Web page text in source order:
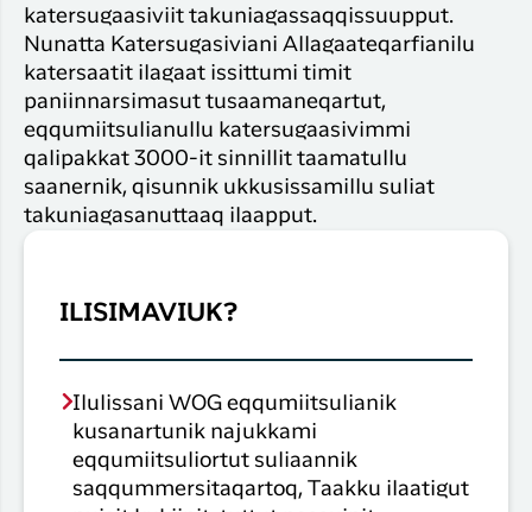
katersugaasiviit takuniagassaqqissuupput.
Nunatta Katersugasiviani Allagaateqarfianilu
katersaatit ilagaat issittumi timit
paniinnarsimasut tusaamaneqartut,
eqqumiitsulianullu katersugaasivimmi
qalipakkat 3000-it sinnillit taamatullu
saanernik, qisunnik ukkusissamillu suliat
takuniagasanuttaaq ilaapput.
ILISIMAVIUK?
Ilulissani WOG eqqumiitsulianik
kusanartunik najukkami
eqqumiitsuliortut suliaannik
saqqummersitaqartoq, Taakku ilaatigut